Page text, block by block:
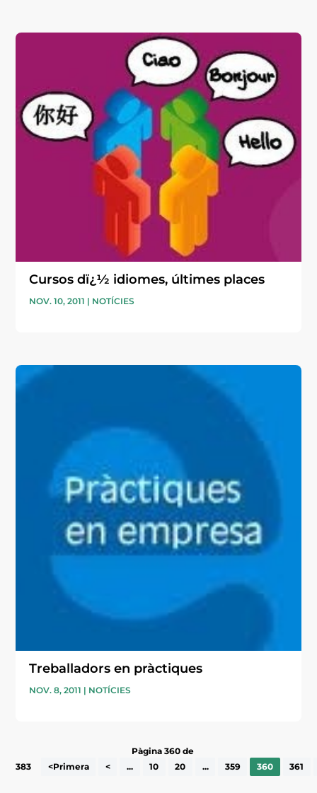
Cursos dï¿½ idiomes, últimes places
NOV. 10, 2011 | NOTÍCIES
Treballadors en pràctiques
NOV. 8, 2011 | NOTÍCIES
Pàgina 360 de
383
<Primera < ... 10 20 ... 359 360 361